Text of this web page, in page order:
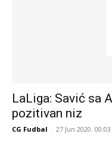
LaLiga: Savić sa
pozitivan niz
CG Fudbal - 27 Jun 2020. 00:03